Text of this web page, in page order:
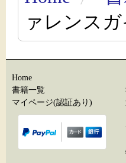
ァレンスガ
Home
書籍一覧
マイページ(認証あり)